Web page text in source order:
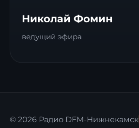
Николай Фомин
ведущий эфира
© 2026 Радио DFM-Нижнекамск